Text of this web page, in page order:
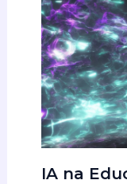
IA na